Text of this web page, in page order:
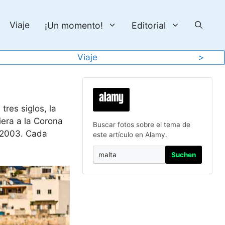
Viaje ¡Un momento! Editorial
Viaje >
siglos, la
a la Corona
Cada
Buscar fotos sobre el tema de
este artículo en Alamy.
Suchen